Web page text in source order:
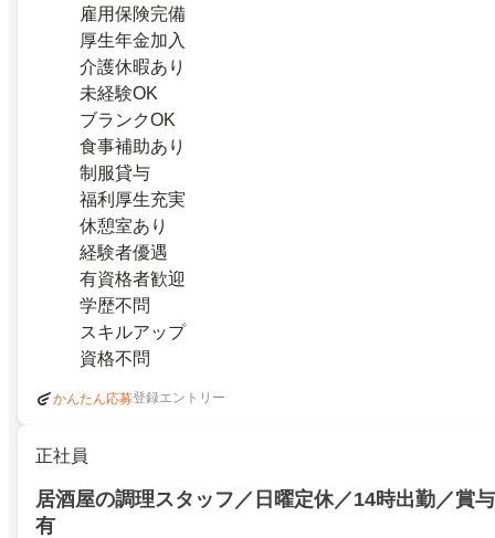
雇用保険完備
厚生年金加入
介護休暇あり
未経験OK
ブランクOK
食事補助あり
制服貸与
福利厚生充実
休憩室あり
経験者優遇
有資格者歓迎
学歴不問
スキルアップ
資格不問
かんたん応募登録エントリー
正社員
居酒屋の調理スタッフ／日曜定休／14時出勤／賞
有